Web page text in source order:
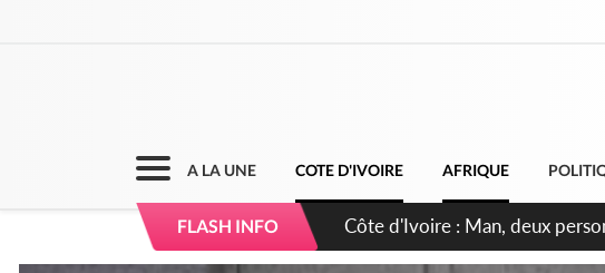
A LA UNE COTE D'IVOIRE AFRIQUE
FLASH INFO
Côte d'Ivoire : Séileu, la
dépigmentants dangereux